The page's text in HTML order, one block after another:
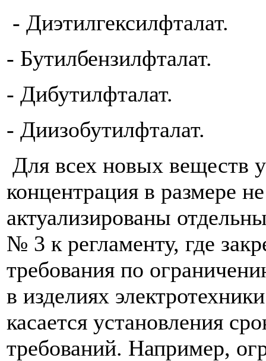
- Диэтилгексилфталат.
- Бутилбензилфталат.
- Дибутилфталат.
- Диизобутилфталат.
Для всех новых веществ
концентрация в размере
актуализированы
№ 3 к регламенту, где
требования по
в изделиях
касается установления
требований. Например,